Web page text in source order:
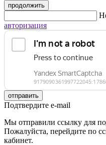
продолжить
авторизация
отправить
Подтвердите e-mail
Мы отправили ссылку для
Пожалуйста, перейдите по
кабинет.